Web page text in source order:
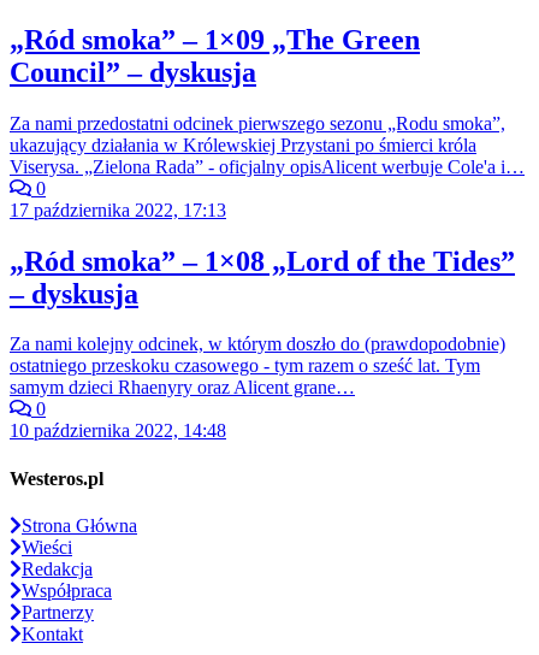
„Ród smoka” – 1×09 „The Green
Council” – dyskusja
Za nami przedostatni odcinek pierwszego sezonu „Rodu smoka”,
ukazujący działania w Królewskiej Przystani po śmierci króla
Viserysa. „Zielona Rada” - oficjalny opisAlicent werbuje Cole'a i…
0
17 października 2022, 17:13
„Ród smoka” – 1×08 „Lord of the Tides”
– dyskusja
Za nami kolejny odcinek, w którym doszło do (prawdopodobnie)
ostatniego przeskoku czasowego - tym razem o sześć lat. Tym
samym dzieci Rhaenyry oraz Alicent grane…
0
10 października 2022, 14:48
Westeros.pl
Strona Główna
Wieści
Redakcja
Współpraca
Partnerzy
Kontakt